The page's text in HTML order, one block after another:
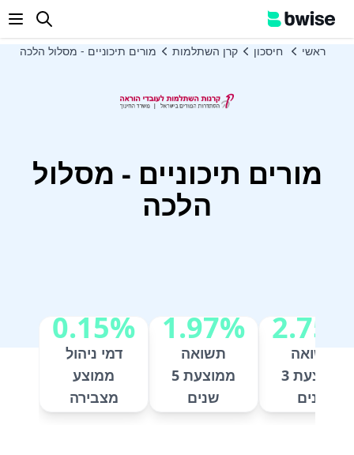
ראשי חיסכון קרן השתלמות מורים תיכוניים - מסלול הלכה
מורים תיכוניים - מסלול
הלכה
2.75%
תשואה
ממוצעת 3
שנים
1.97%
תשואה
ממוצעת 5
שנים
0.15%
דמי ניהול
ממוצע
מצבירה